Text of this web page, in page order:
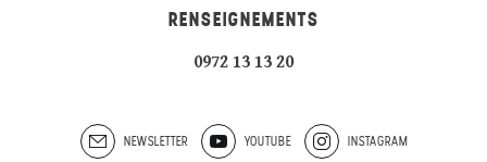
RENSEIGNEMENTS
0972 13 13 20
NEWSLETTER YOUTUBE INSTAGRAM